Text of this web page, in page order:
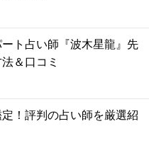
ト占い師『波木星龍』先
＆口コミ
！評判の占い師を厳選紹